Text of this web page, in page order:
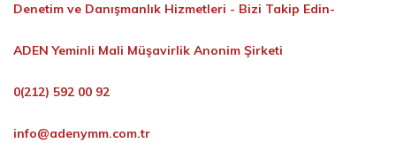
Denetim ve Danışmanlık Hizmetleri - Bizi Takip Edin-
ADEN Yeminli Mali Müşavirlik Anonim Şirketi
0(212) 592 00 92
info@adenymm.com.tr